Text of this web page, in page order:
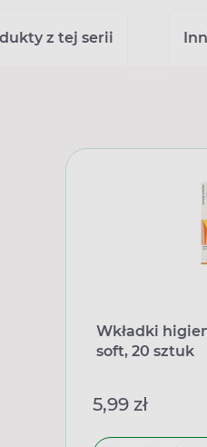
z tej serii
Wkładki
soft, 20 sztuk
5,99 zł